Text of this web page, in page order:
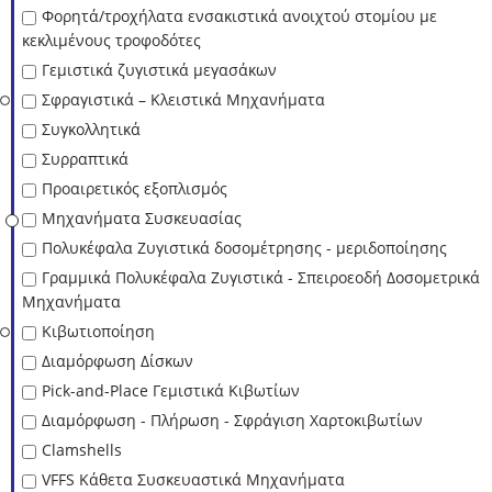
Φορητά/τροχήλατα ενσακιστικά ανοιχτού στομίου με
κεκλιμένους τροφοδότες
Γεμιστικά ζυγιστικά μεγασάκων
Σφραγιστικά – Κλειστικά Μηχανήματα
Συγκολλητικά
Συρραπτικά
Προαιρετικός εξοπλισμός
Μηχανήματα Συσκευασίας
Πολυκέφαλα Ζυγιστικά δοσομέτρησης - μεριδοποίησης
Γραμμικά Πολυκέφαλα Ζυγιστικά - Σπειροεοδή Δοσομετρικά
Μηχανήματα
Κιβωτιοποίηση
Διαμόρφωση Δίσκων
Pick-and-Place Γεμιστικά Κιβωτίων
Διαμόρφωση - Πλήρωση - Σφράγιση Χαρτοκιβωτίων
Clamshells
VFFS Κάθετα Συσκευαστικά Μηχανήματα